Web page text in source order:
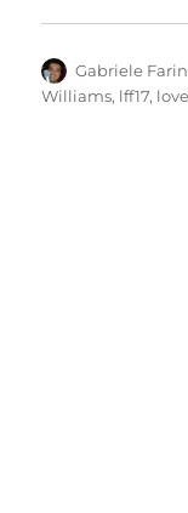
Autore
Gabriele
Williams, lff17,